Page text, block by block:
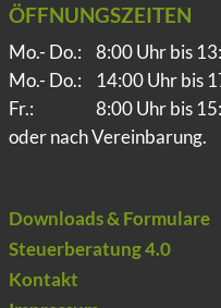
ÖFFNUNGSZEITEN
Mo.- Do.:
8:00 Uhr bis
Mo.- Do.:
14:00 Uhr bis
Fr.:
8:00 Uhr bis
oder nach Vereinbarung.
Downloads & Formulare
Steuerberatung 4.0
Kontakt